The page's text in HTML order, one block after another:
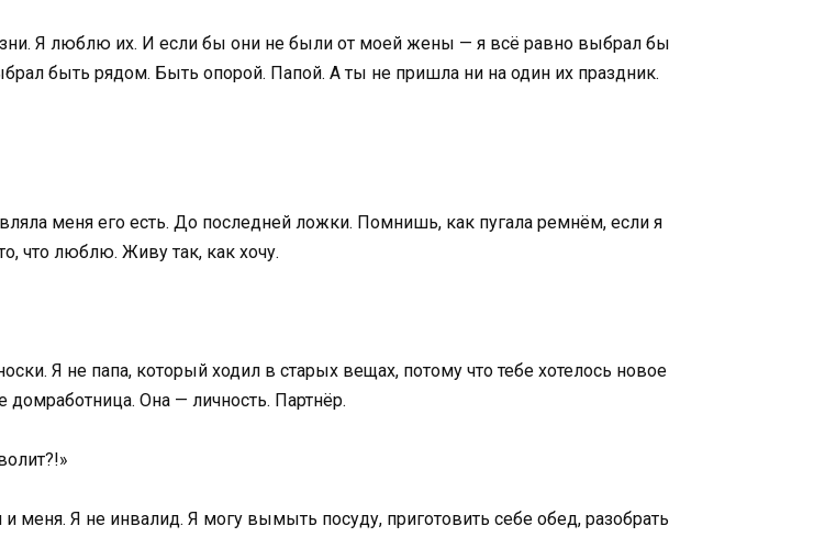
Я люблю их. И если бы они не были от моей жены — я всё равно выбрал бы
быть рядом. Быть опорой. Папой. А ты не пришла ни на один их праздник.
меня его есть. До последней ложки. Помнишь, как пугала ремнём, если я
что люблю. Живу так, как хочу.
Я не папа, который ходил в старых вещах, потому что тебе хотелось новое
Она — личность. Партнёр.
Я не инвалид. Я могу вымыть посуду, приготовить себе обед, разобрать